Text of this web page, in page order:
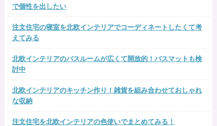
で個性を出したい
注文住宅の寝室を北欧インテリアでコーディネートしたくて考
えてみる
北欧インテリアのバスルームが広くて開放的！バスマットも検
討中
北欧インテリアのキッチン作り！雑貨を組み合わせておしゃれ
な収納
注文住宅を北欧インテリアの色使いでまとめてみる！